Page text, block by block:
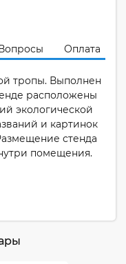
Оплата
тропы. Выполнен
расположены
экологической
и картинок
стенда
помещения.